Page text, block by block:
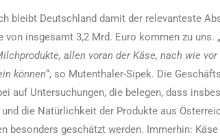
bleibt Deutschland damit der relevanteste
von insgesamt 3,2 Mrd. Euro kommen zu uns. „
allen voran der Käse, nach wie
können“, so Mutenthaler-Sipek. Die
auf Untersuchungen, die belegen, dass
die Natürlichkeit der Produkte aus
besonders geschätzt werden. Immerhin: